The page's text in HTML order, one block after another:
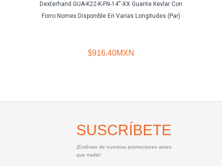
Dexterhand GUA-K22-K-FN-14''-XX Guante Kevlar Con
Forro Nomex Disponible En Varias Longitudes (Par)
$916.40MXN
SUSCRÍBETE
¡Entérate de nuestras promociones antes
que nadie!